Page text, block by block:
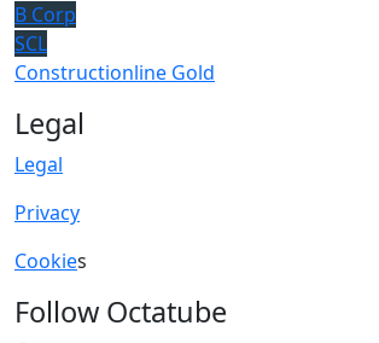
B Corp
SCL
Constructionline Gold
Legal
Legal
Privacy
Cookies
Follow Octatube